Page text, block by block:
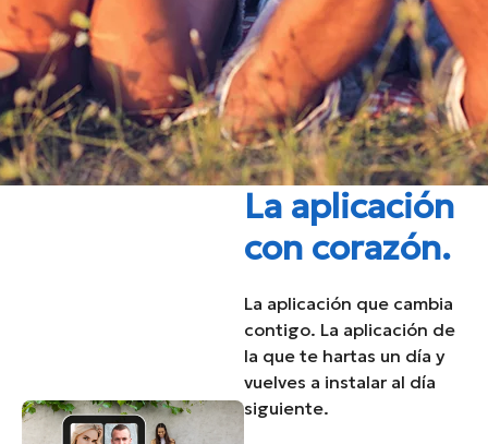
La aplicación
con corazón.
La aplicación que cambia
contigo. La aplicación de
la que te hartas un día y
vuelves a instalar al día
siguiente.